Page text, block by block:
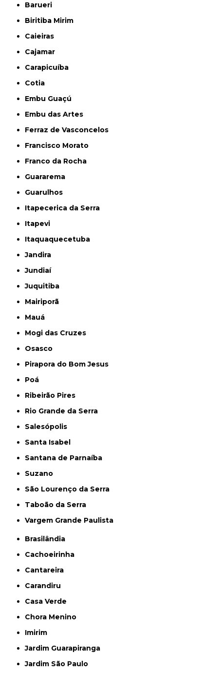
Barueri
Biritiba Mirim
Caieiras
Cajamar
Carapicuíba
Cotia
Embu Guaçú
Embu das Artes
Ferraz de Vasconcelos
Francisco Morato
Franco da Rocha
Guararema
Guarulhos
Itapecerica da Serra
Itapevi
Itaquaquecetuba
Jandira
Jundiaí
Juquitiba
Mairiporã
Mauá
Mogi das Cruzes
Osasco
Pirapora do Bom Jesus
Poá
Ribeirão Pires
Rio Grande da Serra
Salesópolis
Santa Isabel
Santana de Parnaíba
Suzano
São Lourenço da Serra
Taboão da Serra
Vargem Grande Paulista
Brasilândia
Cachoeirinha
Cantareira
Carandiru
Casa Verde
Chora Menino
Imirim
Jardim Guarapiranga
Jardim São Paulo